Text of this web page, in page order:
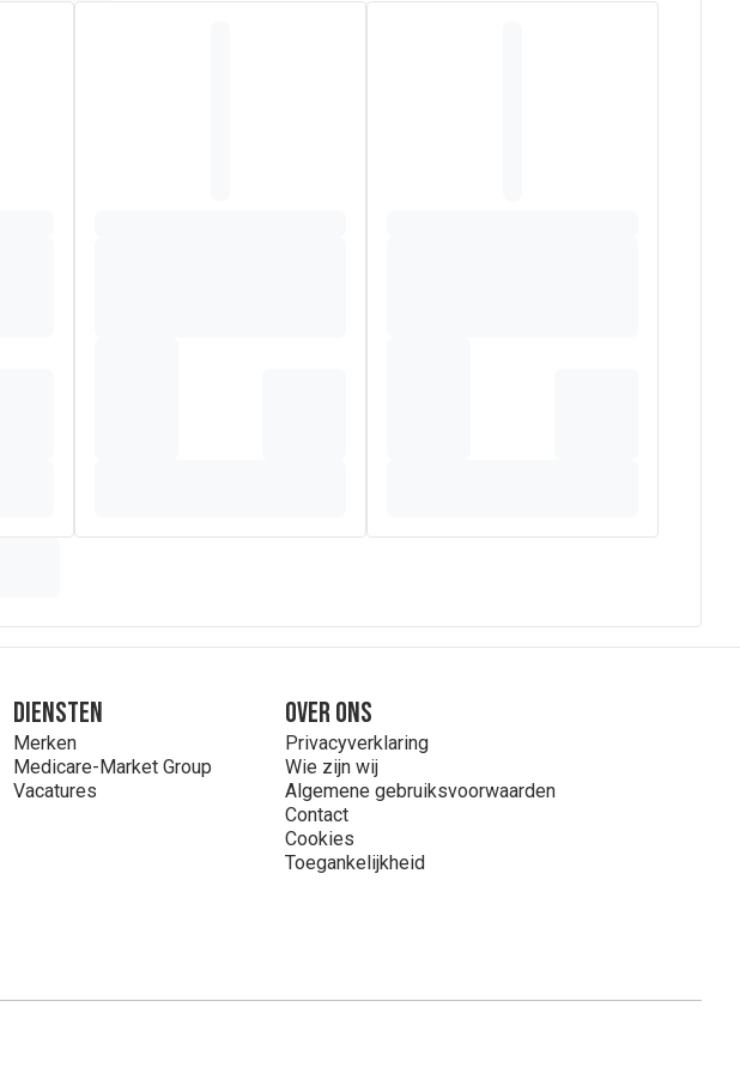
Diensten
Merken
Medicare-Market Group
Vacatures
Over ons
Privacyverklaring
Wie zijn wij
Algemene gebruiksvoorwaarden
Contact
Cookies
Toegankelijkheid